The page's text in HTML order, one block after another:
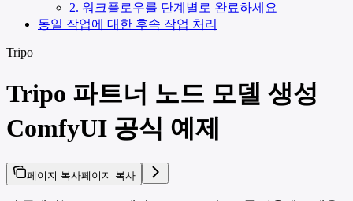
2. 워크플로우를 단계별로 완료하세요
동일 작업에 대한 후속 작업 처리
Tripo
Tripo 파트너 노드 모델 생성
ComfyUI 공식 예제
페이지 복사페이지 복사